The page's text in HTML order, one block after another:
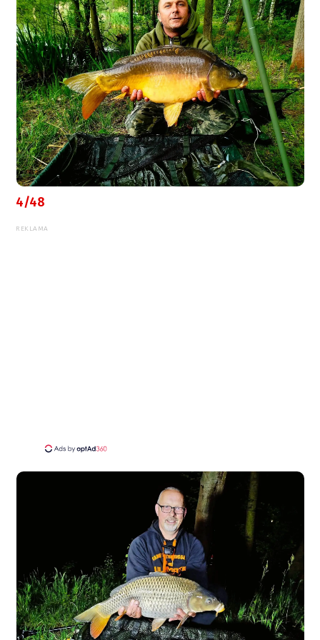
4/48
REKLAMA